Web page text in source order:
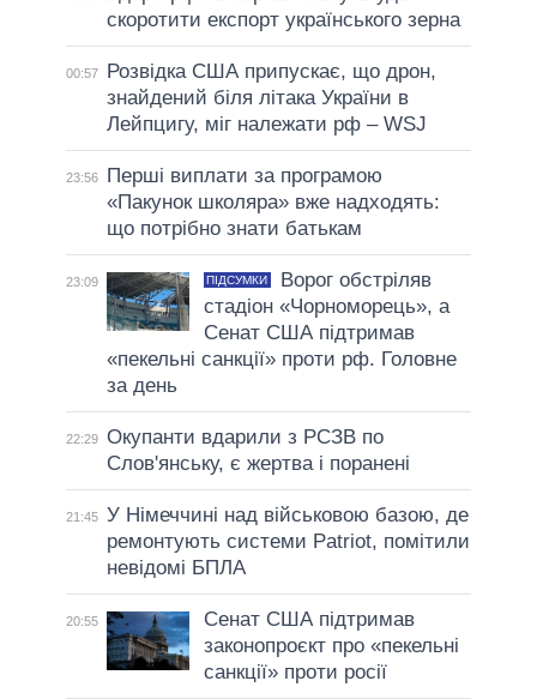
скоротити експорт українського зерна
00:57
Розвідка США припускає, що дрон,
знайдений біля літака України в
Лейпцигу, міг належати рф – WSJ
23:56
Перші виплати за програмою
«Пакунок школяра» вже надходять:
що потрібно знати батькам
23:09 ПІДСУМКИ
Ворог обстріляв
стадіон «Чорноморець», а
Сенат США підтримав
«пекельні санкції» проти рф. Головне
за день
22:29 Окупанти вдарили з РСЗВ по
Слов'янську, є жертва і поранені
21:45 У Німеччині над військовою базою, де
ремонтують системи Patriot, помітили
невідомі БПЛА
20:55
Сенат США підтримав
законопроєкт про «пекельні
санкції» проти росії